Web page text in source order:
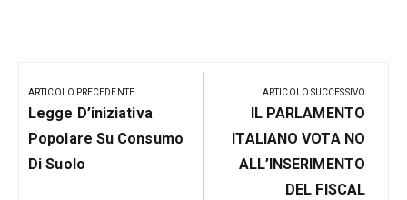
articoli
ARTICOLO PRECEDENTE
Articolo
Precedente:
Legge D’iniziativa
Popolare Su Consumo
Di Suolo
ARTICOLO SUCCESSIVO
Prossimo
Post
IL PARLAMENTO
ITALIANO VOTA NO
ALL’INSERIMENTO
DEL FISCAL